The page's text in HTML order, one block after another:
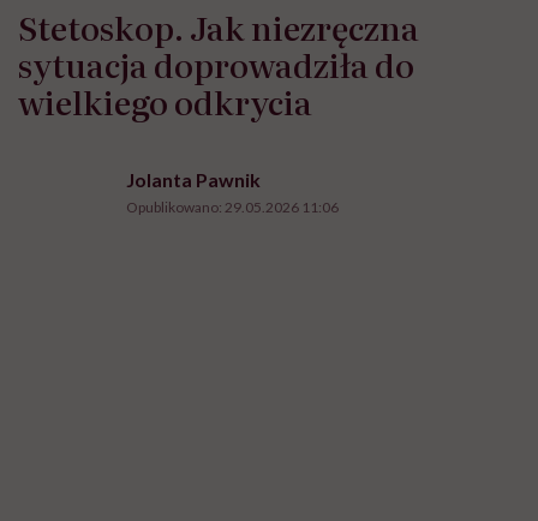
Stetoskop. Jak niezręczna
sytuacja doprowadziła do
wielkiego odkrycia
Jolanta Pawnik
Opublikowano: 29.05.2026 11:06